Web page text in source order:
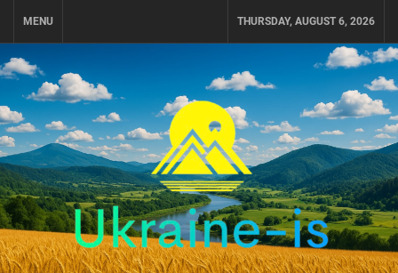
MENU THURSDAY, AUGUST 6, 2026